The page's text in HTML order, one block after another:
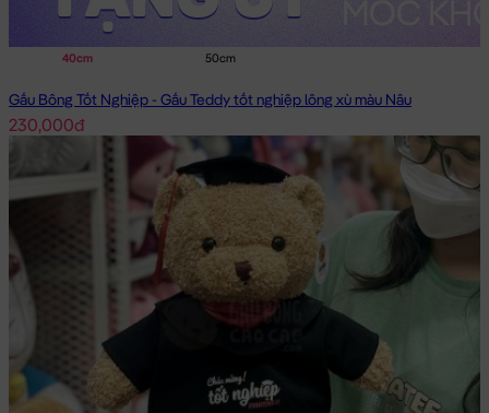
40cm 50cm
Gấu Bông Tốt Nghiệp - Gấu Teddy tốt nghiệp lông xù màu Nâu
230,000đ